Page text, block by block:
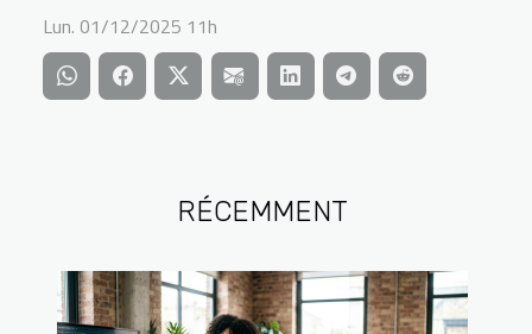
RÉCEMMENT
Lun. 01/12/2025 11h